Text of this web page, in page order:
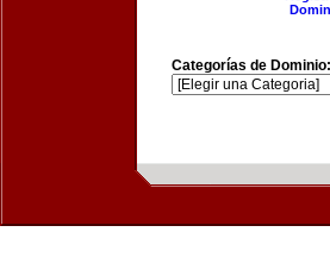
Categorías de Dominio: